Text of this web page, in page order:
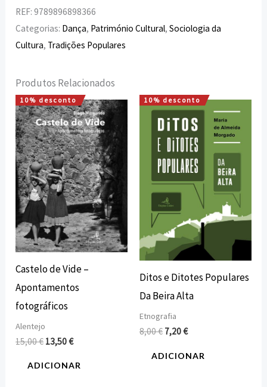
REF:9789896898366
Categorias: Dança, Património Cultural,Sociologia da
Cultura, Tradições Populares
Produtos Relacionados
10% desconto
Castelo de Vide –
Apontamentos
fotográficos
Alentejo
15,00€
O
preço
original
era:
15,00 €.
13,50€
O
preço
atual
é:
13,50 €.
ADICIONAR
10% desconto
Ditos e Ditotes Populares
Da Beira Alta
Etnografia
8,00€
O
preço
original
era:
8,00 €.
7,20€
O
preço
atual
é:
7,20 €.
ADICIONAR